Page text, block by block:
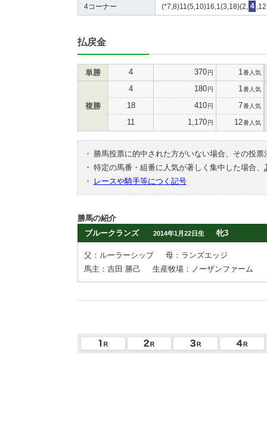
4コーナー (*7,8)11(5,10)16,1(3,18)(2, 4
払戻金
単勝 4 370円 1 番人気
複勝
4 180円 1 番人気
18 410円 7番人気
11 1,170円 12番人気
・
勝馬投票に的中された方がいない場合、その投
・ 特定の馬番・組番に人気が著しく集中した場合、
・
レースや騎手等につく記号
勝馬の紹介
ブルークランズ
2014年1月22日生 牝3
父：ルーラーシップ
母：ランズエッジ
馬主：吉田 勝己
生産牧場：ノーザンファーム